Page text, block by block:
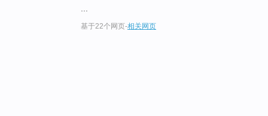
基于22个网页-相关网页